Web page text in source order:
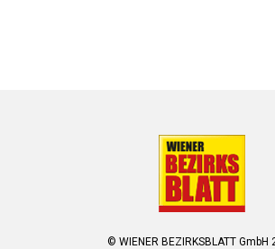
© WIENER BEZIRKSBLATT GmbH